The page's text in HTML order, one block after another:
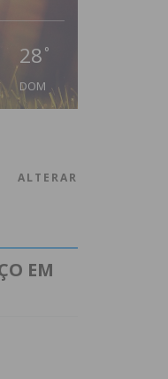
28 °
DOM
ALTERAR
EM